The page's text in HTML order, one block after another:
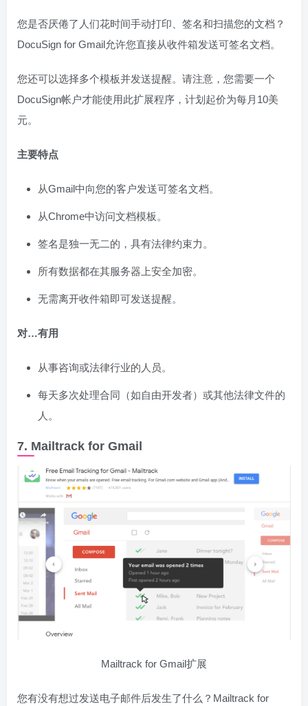
您是否厌倦了人们花时间手动打印、签名和扫描您的文档？
DocuSign for Gmail允许您直接从收件箱发送可签名文档。
您还可以选择多个模板并发送提醒。请注意，您需要一个
DocuSign帐户才能使用此扩展程序，计划起价为每月10美
元。
主要特点
从Gmail中向您的客户发送可签名文档。
从Chrome中访问文档模板。
签名是独一无二的，具有法律约束力。
所有数据都在其服务器上安全加密。
无需离开收件箱即可发送提醒。
对…有用
从事咨询或法律行业的人员。
每天多次处理合同（如自由开发者）或其他法律文件的
人。
7. Mailtrack for Gmail
Mailtrack for Gmail扩展
您有没有想过发送电子邮件后发生了什么？Mailtrack for